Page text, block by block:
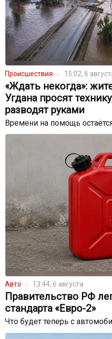
Происшествия 15:02, 6
«Ждать некогда»:
Угдана просят
разводят руками
Времени на помощь
Авто 13:44, 6 августа
Правительство РФ
стандарта «Евро-2»
Что будет теперь с